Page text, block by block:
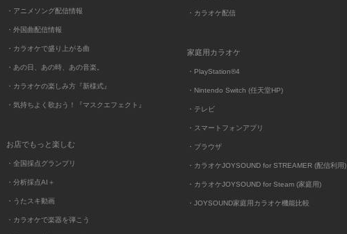
・アニメソング配信情報
・外国曲配信情報
・カラオケで盛り上がる曲
・あの日、あの時、あの音楽。
・カラオケの楽しみ方『新様式』
・気持ちよく歌おう！『マスクエフェクト』
お店でもっと楽しむ
・全国採点グランプリ
・分析採点AI＋
・うたスキ動画
・カラオケで楽器を弾こう
・カラオケ配信
家庭用カラオケ
・PlayStation®4
・Nintendo Switch (任天堂HP)
・テレビ
・スマートフォンアプリ
・ブラウザ
・カラオケJOYSOUND for STREAMER (配信利用)
・カラオケJOYSOUND for Steam (家庭用)
・JOYSOUND家庭用カラオケ機能比較